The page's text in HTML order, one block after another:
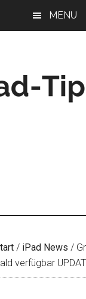
MENU
/ iPad News /
verfügbar